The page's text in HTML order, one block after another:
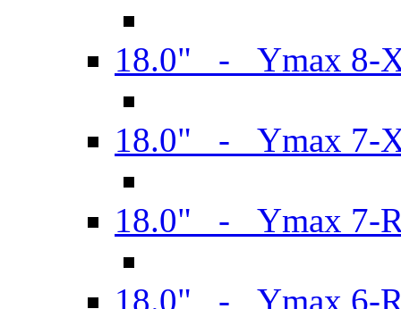
18.0" - Ymax 8-
18.0" - Ymax 7-
18.0" - Ymax 7-
18.0" - Ymax 6-